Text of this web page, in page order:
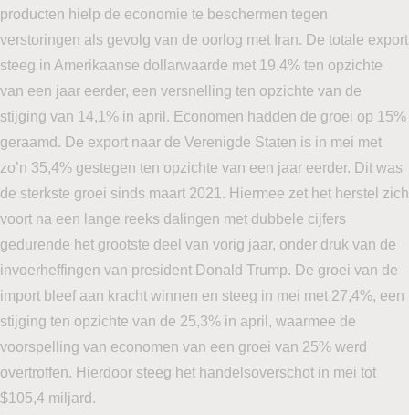
producten hielp de economie te beschermen tegen
verstoringen als gevolg van de oorlog met Iran. De totale export
steeg in Amerikaanse dollarwaarde met 19,4% ten opzichte
van een jaar eerder, een versnelling ten opzichte van de
stijging van 14,1% in april. Economen hadden de groei op 15%
geraamd. De export naar de Verenigde Staten is in mei met
zo’n 35,4% gestegen ten opzichte van een jaar eerder. Dit was
de sterkste groei sinds maart 2021. Hiermee zet het herstel zich
voort na een lange reeks dalingen met dubbele cijfers
gedurende het grootste deel van vorig jaar, onder druk van de
invoerheffingen van president Donald Trump. De groei van de
import bleef aan kracht winnen en steeg in mei met 27,4%, een
stijging ten opzichte van de 25,3% in april, waarmee de
voorspelling van economen van een groei van 25% werd
overtroffen. Hierdoor steeg het handelsoverschot in mei tot
$105,4 miljard.